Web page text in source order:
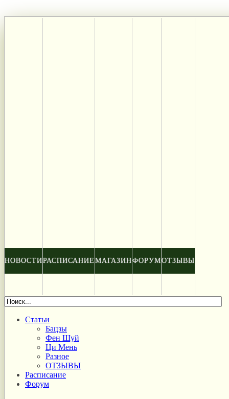
НОВОСТИРАСПИСАНИЕ МАГАЗИНФОРУМОТЗЫВЫ
Статьи
Бацзы
Фен Шуй
Ци Мень
Разное
ОТЗЫВЫ
Расписание
Форум